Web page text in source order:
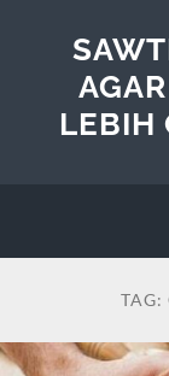
LEBIH
TAG: